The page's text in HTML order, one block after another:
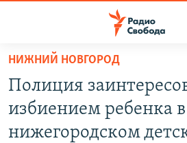
упрощенного
доступа
Вернуться
основному
ПОДКАСТЫ
АВТОРСКИЕ ПРОЕКТЫ
НИЖНИЙ НОВГОРОД
Полиция
избиением ребенка в
нижегородском